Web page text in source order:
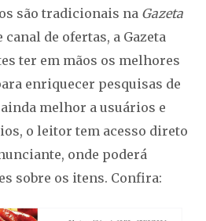
são tradicionais na Gazeta
de ofertas, a Gazeta
ter em mãos os melhores
enriquecer pesquisas de
melhor a usuários e
o leitor tem acesso direto
onde poderá
sobre os itens. Confira: